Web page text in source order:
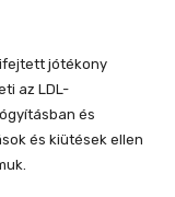
jótékony
az LDL-
és
és kiütések ellen